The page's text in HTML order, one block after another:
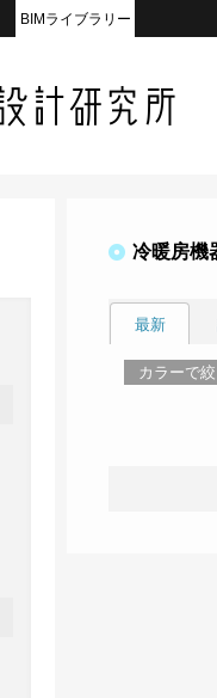
BIMライブラリー
冷暖房機
最新
カラーで